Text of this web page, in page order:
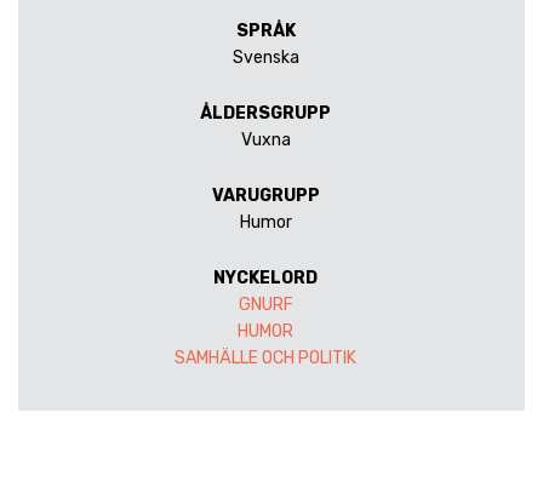
SPRÅK
Svenska
ÅLDERSGRUPP
Vuxna
VARUGRUPP
Humor
NYCKELORD
GNURF
HUMOR
SAMHÄLLE OCH POLITIK